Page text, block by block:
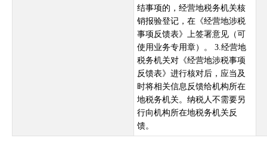
结事项的，经营地税务机关核
销报验登记，在《经营地涉税
事项反馈表》上签署意见（可
使用业务专用章）。 3.经营地
税务机关对《经营地涉税事项
反馈表》进行核对后，应当及
时将相关信息反馈给机构所在
地税务机关。纳税人不需要另
行向机构所在地税务机关反
馈。